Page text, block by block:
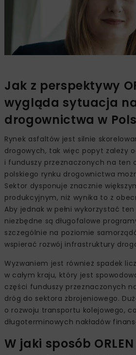
Jak z perspektywy
wygląda sytuacja
drogownictwa w
Rynek asfaltów jest silnie
drogowych, tak więc popyt zależy
i funduszy przeznaczonych na ten
polskiego rynku drogownictwa
Sektor dysponuje znacznie
produkcyjnym, niż wynika to z
Aby jednak w pełni wykorzystać
niezbędne są długofalowe
szczególnie na poziomie
wspierać rozwój infrastruktury
Wyzwaniem jest również spadek
w całym kraju, który jest
części funduszy przeznaczonych
dróg do sektora zbrojeniowego.
o rozwoju transportu kolejowego,
długoterminowych nakładów
W jaki sposób